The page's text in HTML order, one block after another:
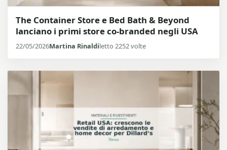
The Container Store e Bed Bath & Beyond
lanciano i primi store co-branded negli USA
22/05/2026Martina Rinaldiletto 2252 volte